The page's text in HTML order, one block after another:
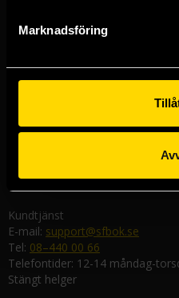
Marknadsföring
Göteborgsbutiken
Kungsgatan 19
Malmöbutiken
582 19 Linköping
Kundtjänst
E-mail: support@sfbok.se
Tel: 08–440 00 66
Telefontider: 12-14 måndag-
Stängt helger